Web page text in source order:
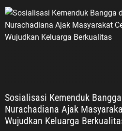
Sosialisasi Kemenduk
Nurachadiana Ajak
Wujudkan Keluarga